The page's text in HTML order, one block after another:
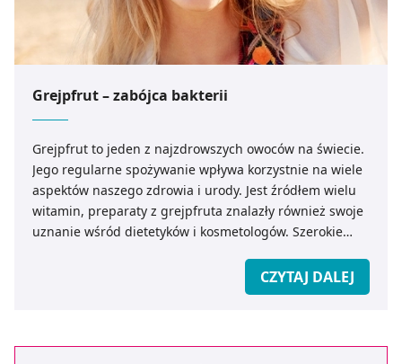
Grejpfrut – zabójca bakterii
Grejpfrut to jeden z najzdrowszych owoców na świecie.
Jego regularne spożywanie wpływa korzystnie na wiele
aspektów naszego zdrowia i urody. Jest źródłem wielu
witamin, preparaty z grejpfruta znalazły również swoje
uznanie wśród dietetyków i kosmetologów. Szerokie
posiadać właściwości antynowotworowe poprzez
spowalnianie namnażania się komórek nowotworowych.
CZYTAJ DALEJ